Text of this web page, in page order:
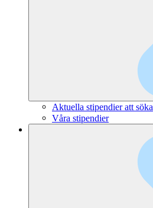
Aktuella stipendier att söka
Våra stipendier